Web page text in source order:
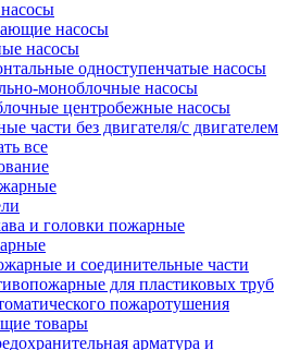
насосы
насосы
одноступенчатые насосы
моноблочные насосы
центробежные насосы
части без двигателя/с двигателем
все
и головки пожарные
и соединительные части
для пластиковых труб
пожаротушения
товары
арматура и